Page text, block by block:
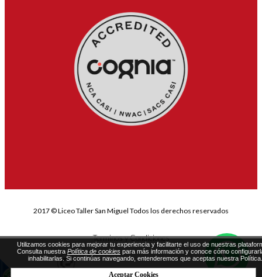
2017 © Liceo Taller San Miguel Todos los derechos reservados
Terminos y Condiciones
Utilizamos cookies para mejorar tu experiencia y facilitarte el uso de nuestras
Consulta nuestra Política de cookies para más información y conoce cómo
inhabilitarlas. Si continúas navegando, entenderemos que aceptas nuestra Política.
Aceptar Cookies